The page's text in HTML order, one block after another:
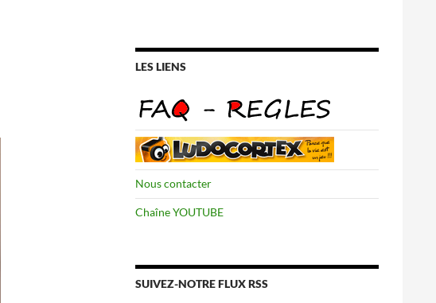
LES LIENS
Nous contacter
Chaîne YOUTUBE
SUIVEZ-NOTRE FLUX RSS